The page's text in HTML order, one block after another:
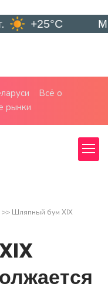
Всё о
рынки
>> Шляпный бум XIX